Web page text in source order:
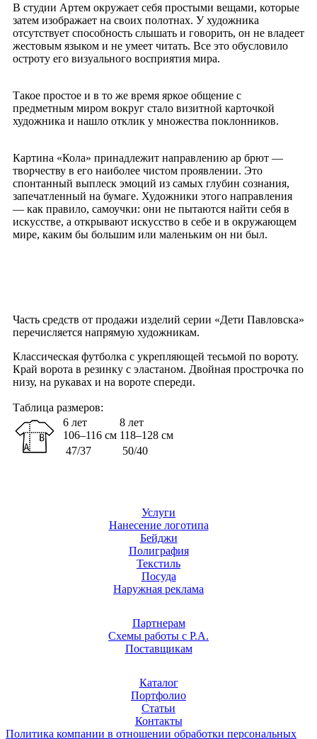
В студии Артем окружает себя простыми вещами, которые
затем изображает на своих полотнах. У художника
отсутствует способность слышать и говорить, он не владеет
жестовым языком и не умеет читать. Все это обусловило
остроту его визуального восприятия мира.
Такое простое и в то же время яркое общение с
предметным миром вокруг стало визитной карточкой
художника и нашло отклик у множества поклонников.
Картина «Кола» принадлежит направлению ар брют —
творчеству в его наиболее чистом проявлении. Это
спонтанный выплеск эмоций из самых глубин сознания,
запечатленный на бумаге. Художники этого направления
— как правило, самоучки: они не пытаются найти себя в
искусстве, а открывают искусство в себе и в окружающем
мире, каким бы большим или маленьким он ни был.
Часть средств от продажи изделий серии «Дети Павловска»
перечисляется напрямую художникам.
Классическая футболка с укрепляющей тесьмой по вороту.
Край ворота в резинку с эластаном. Двойная прострочка по
низу, на рукавах и на вороте спереди.
Таблица размеров:
6 лет
106–116 см
8 лет
118–128 см
47/37
50/40
Услуги
Нанесение логотипа
Бейджи
Полиграфия
Текстиль
Посуда
Наружная реклама
Партнерам
Схемы работы с Р.А.
Поставщикам
Каталог
Портфолио
Статьи
Контакты
Политика компании в отношении обработки персональных